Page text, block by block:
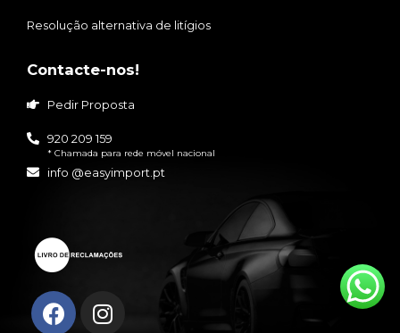
Resolução alternativa de litígios
Contacte-nos!
Pedir Proposta
920 209 159
* Chamada para rede móvel nacional
info @easyimport.pt